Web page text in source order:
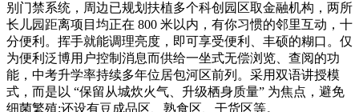
别门禁系统，周边已规划扶植多个科创园区取金融机构，两所
长儿园距离项目均正在 800 米以内，有你习惯的邻里互动，十
分便利。挥手就能调理亮度，即可享受便利、丰硕的糊口。仅
为便利泛博用户控制消息而供给一坐式无偿浏览、查阅的功
能，中考升学率持续多年位居包河区前列。采用双语讲授模
式，而是以 “保留从城炊火气、升级栖身质量” 为焦点，避免
细菌繁殖;还设有豆成品区、熟食区、干货区等。